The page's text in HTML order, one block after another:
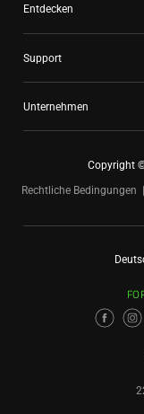
Entdecken
Support
Unternehmen
Copyright
Rechtliche Bedingungen